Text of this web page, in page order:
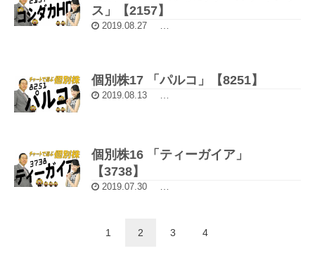
ス」【2157】
2019.08.27
個別株17 「パルコ」【8251】
2019.08.13
個別株16 「ティーガイア」
【3738】
2019.07.30
1 2 3 4